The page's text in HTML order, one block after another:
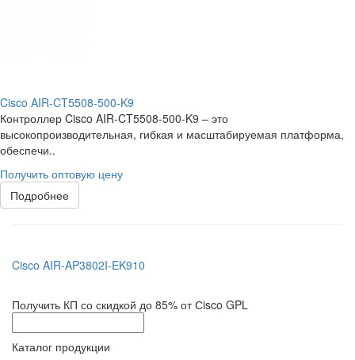
Cisco AIR-CT5508-500-K9
Контроллер Cisco AIR-CT5508-500-K9 – это
высокопроизводительная, гибкая и масштабируемая платформа,
обеспечи..
Получить оптовую цену
Подробнее
Cisco AIR-AP3802I-EK910
Получить КП со скидкой до 85% от Сisco GPL
Каталог продукции